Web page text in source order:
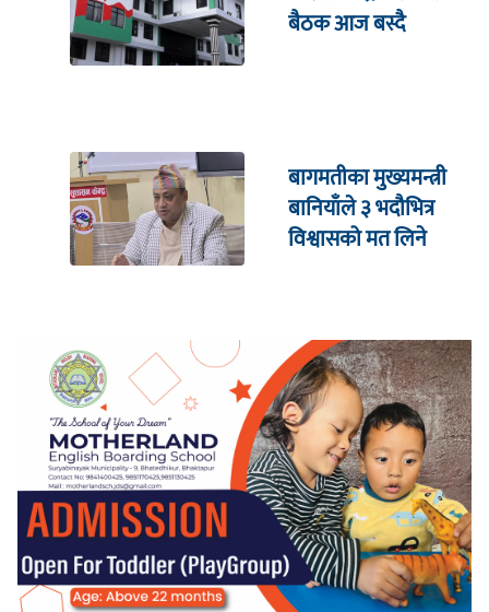
बैठक आज बस्दै
बागमतीका मुख्यमन्त्री
बानियाँले ३ भदौभित्र
विश्वासको मत लिने